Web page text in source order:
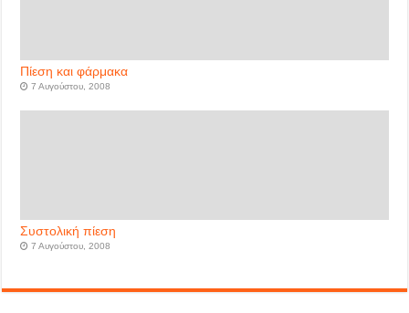
Πίεση και φάρμακα
7 Αυγούστου, 2008
Συστολική πίεση
7 Αυγούστου, 2008